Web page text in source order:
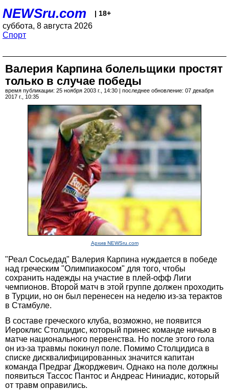
NEWSru.com | 18+
суббота, 8 августа 2026
Спорт
Валерия Карпина болельщики простят
только в случае победы
время публикации: 25 ноября 2003 г., 14:30 | последнее обновление: 07 декабря
2017 г., 10:35
Архив NEWSru.com
"Реал Сосьедад" Валерия Карпина нуждается в победе
над греческим "Олимпиакосом" для того, чтобы
сохранить надежды на участие в плей-офф Лиги
чемпионов. Второй матч в этой группе должен проходить
в Турции, но он был перенесен на неделю из-за терактов
в Стамбуле.
В составе греческого клуба, возможно, не появится
Иероклис Столцидис, который принес команде ничью в
матче национального первенства. Но после этого гола
он из-за травмы покинул поле. Помимо Столцидиса в
списке дисквалифицированных значится капитан
команда Предраг Джорджевич. Однако на поле должны
появиться Тассос Пантос и Андреас Ниниадис, который
от травм оправились.